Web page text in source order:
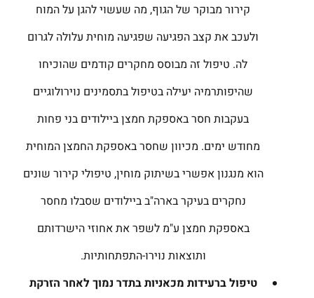
קירור מבוקר של הגוף, מה שעשוי להגן על המוח
ולעכב את קצב הפגיעה שפגיעה מוחית עלולה לגרום
לה. טיפול זה מבוסס מחקרים קודמים שהוכיחו
שהיפותרמיה יעילה בטיפול בתסמינים נוירולוגיים
בעקבות חסר באספקת חמצן ביילודים בני פחות
מחודש ימים. מכיוון שחסר באספקת החמצן המוחית
הוא מנגנון אפשרי בשיתוק מוחין, טיפולי קירור שונים
נחקרים בעיקר בארה"ב ביילודים שסבלו מחסר
באספקת חמצן ע"מ לשפר את אחוזי הישרדותם
ותוצאות נוירו-התפתחותיות.
טיפול ברעידות מכאניות בתדר נמוך לאחר הזרקת